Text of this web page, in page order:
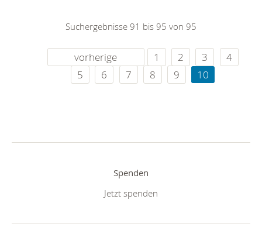
Suchergebnisse 91 bis 95 von 95
vorherige 1 2 3
4
5
6 7 8 9 10
Spenden
Jetzt spenden